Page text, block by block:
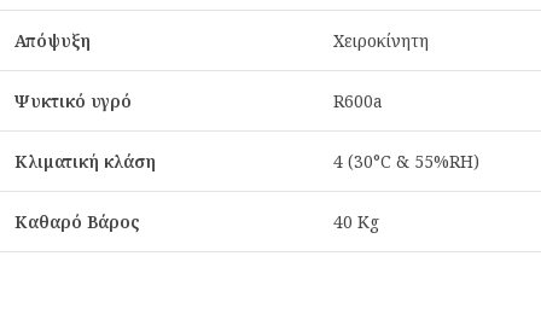
Απόψυξη Χειροκίνητη
Ψυκτικό υγρό R600a
Κλιματική κλάση 4 (30°C & 55%RH)
Καθαρό Βάρος 40 Kg